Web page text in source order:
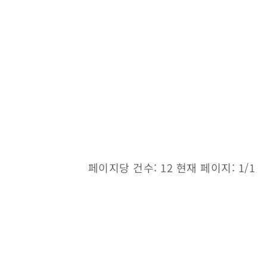
페이지당 건수: 12 현재 페이지: 1/1